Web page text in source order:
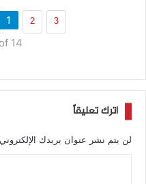
1 2 3
14
اترك تعليقاً
لن يتم نشر عنوان بريدك